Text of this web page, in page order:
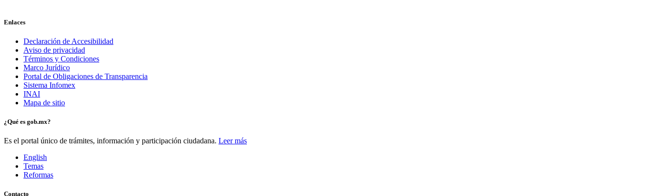
Enlaces
Declaración de Accesibilidad
Aviso de privacidad
Términos y Condiciones
Marco Jurídico
Portal de Obligaciones de Transparencia
Sistema Infomex
INAI
Mapa de sitio
¿Qué es gob.mx?
Es el portal único de trámites, información y participación ciudadana. Leer más
English
Temas
Reformas
Contacto